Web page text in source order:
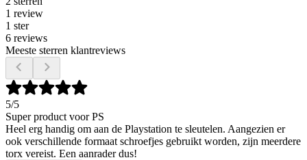
1 review
1 ster
6 reviews
Meeste sterren klantreviews
5/5
Super product voor PS
Heel erg handig om aan de Playstation te sleutelen. Aangezien er
ook verschillende formaat schroefjes gebruikt worden, zijn meerdere
torx vereist. Een aanrader dus!